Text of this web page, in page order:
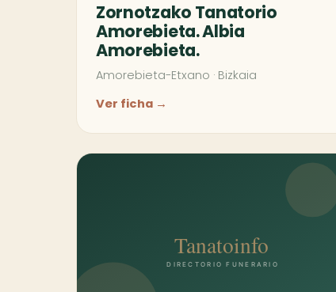
Zornotzako Tanatorio
Amorebieta. Albia
Amorebieta.
Amorebieta-Etxano · Bizkaia
Ver ficha →